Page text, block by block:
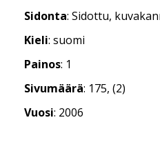
Sidonta: Sidottu,
Kieli: suomi
Painos: 1
Sivumäärä: 175, (2)
Vuosi: 2006